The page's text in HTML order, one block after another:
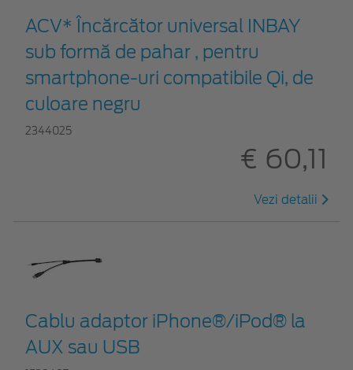
ACV* Încărcător universal INBAY
sub formă de pahar , pentru
smartphone-uri compatibile Qi, de
culoare negru
2344025
€ 60,11
Vezi detalii
Cablu adaptor iPhone®/iPod® la
AUX sau USB